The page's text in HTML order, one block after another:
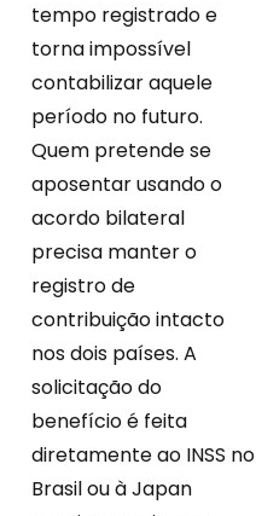
tempo registrado e
torna impossível
contabilizar aquele
período no futuro.
Quem pretende se
aposentar usando o
acordo bilateral
precisa manter o
registro de
contribuição intacto
nos dois países. A
solicitação do
benefício é feita
diretamente ao INSS no
Brasil ou à Japan